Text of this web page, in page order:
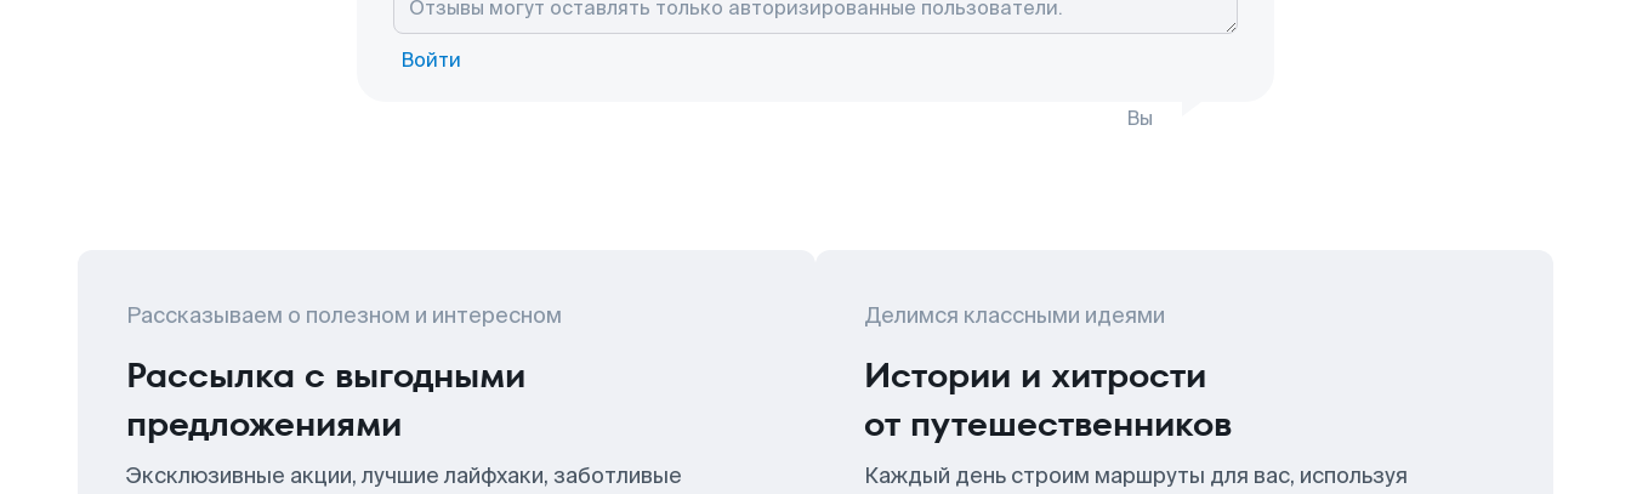
Войти
Вы
Рассказываем о полезном и интересном
Рассылка с выгодными
предложениями
Эксклюзивные акции, лучшие лайфхаки, заботливые
Делимся классными идеями
Истории и хитрости
от путешественников
Каждый день строим маршруты для вас, используя